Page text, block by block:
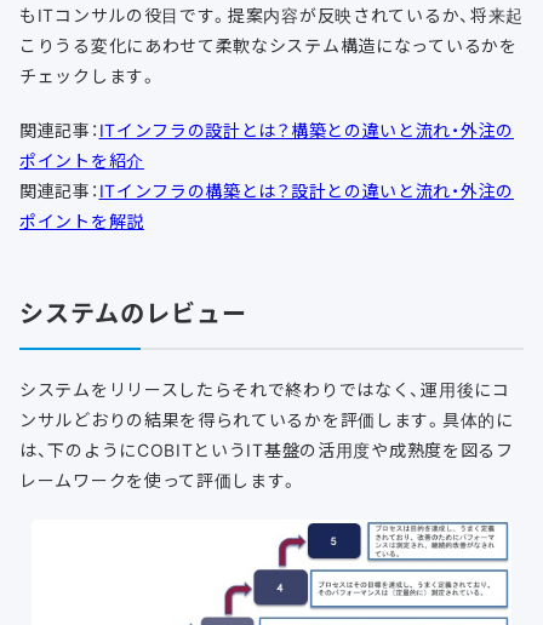
もITコンサルの役目です。提案内容が反映されているか、将来起
こりうる変化にあわせて柔軟なシステム構造になっているかを
チェックします。
関連記事： ITインフラの設計とは？構築との違いと流れ・外注の
ポイントを紹介
関連記事： ITインフラの構築とは？設計との違いと流れ・外注の
ポイントを解説
システムのレビュー
システムをリリースしたらそれで終わりではなく、運用後にコ
ンサルどおりの結果を得られているかを評価します。具体的に
は、下のようにCOBITというIT基盤の活用度や成熟度を図るフ
レームワークを使って評価します。